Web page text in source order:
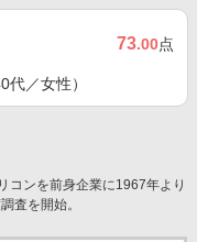
73.00点
／女性）
コンを前身企業に1967年より
査を開始。